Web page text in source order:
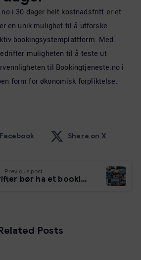
i 30 dager helt kostnadsfritt er et
en unik mulighet til å utforske
bookingsystemplattform. Med
muligheten til å teste ut
til Bookingtjeneste.no i
form for økonomisk forpliktelse.
Share on X
Previous post
Hvilke bedrifter bør ha et bookingsystem?
Posts